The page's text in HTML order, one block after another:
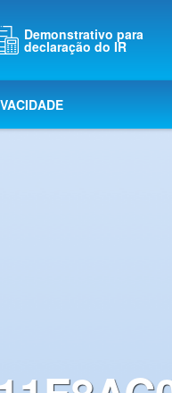
Demonstrativo para
declaração do IR